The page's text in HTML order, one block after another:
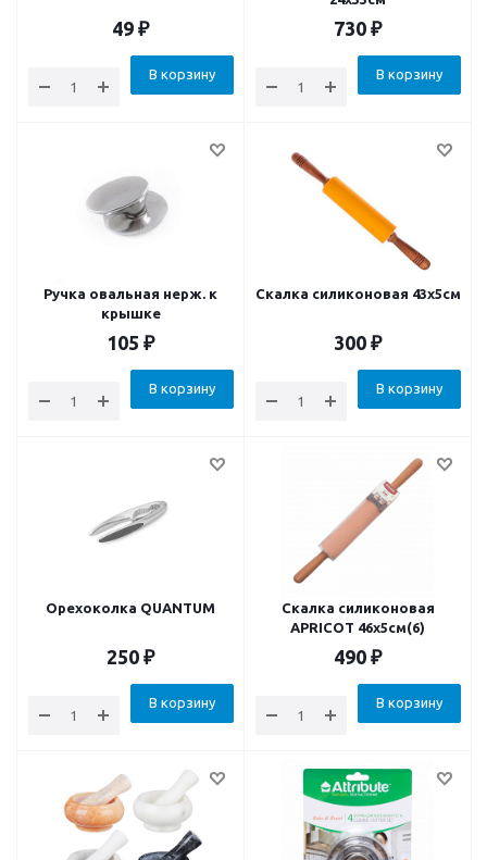
49 ₽
В корзину
730 ₽
В корзину
Ручка овальная нерж. к
крышке
105 ₽
В корзину
Скалка силиконовая 43х5см
300 ₽
В корзину
Орехоколка QUANTUM
250 ₽
В корзину
Скалка силиконовая
APRICOT 46х5см(6)
490 ₽
В корзину